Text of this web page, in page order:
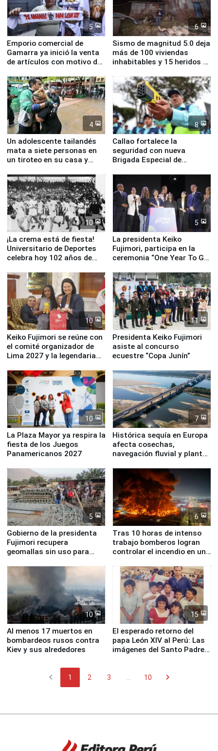
5
Emporio comercial de
Gamarra ya inició la venta
de artículos con motivo de
6
Sismo de magnitud 5.0 deja
más de 100 viviendas
inhabitables y 15 heridos en
4
Un adolescente tailandés
mata a siete personas en
un tiroteo en su casa y
8
Callao fortalece la
seguridad con nueva
Brigada Especial de
equipamiento para
Serenazgo
10
¡La crema está de fiesta!
Universitario de Deportes
celebra hoy 102 años de
5
La presidenta Keiko
Fujimori, participa en la
ceremonia “One Year To Go
10
Keiko Fujimori se reúne con
el comité organizador de
Lima 2027 y la legendaria
11
Presidenta Keiko Fujimori
asiste al concurso
ecuestre “Copa Junín”
10
La Plaza Mayor ya respira la
fiesta de los Juegos
Panamericanos 2027
7
Histórica sequía en Europa
afecta cosechas,
navegación fluvial y plantas
5
Gobierno de la presidenta
Fujimori recupera
geomallas sin uso para
Fenómeno El Niño
6
Tras 10 horas de intenso
trabajo bomberos logran
controlar el incendio en una
de Chile
10
Al menos 17 muertos en
bombardeos rusos contra
Kiev y sus alrededores
15
El esperado retorno del
papa León XIV al Perú: Las
imágenes del Santo Padre
chevron_left 1 2 3 10 chevron_right